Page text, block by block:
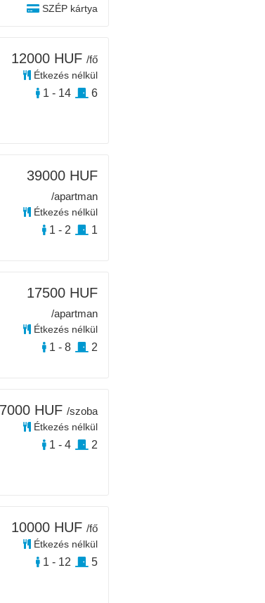
SZÉP kártya
12000 HUF /fő
Étkezés nélkül
1 - 14 6
39000 HUF
/apartman
Étkezés nélkül
1 - 2 1
17500 HUF
/apartman
Étkezés nélkül
1 - 8 2
HUF /szoba
Étkezés nélkül
1 - 4 2
10000 HUF /fő
Étkezés nélkül
1 - 12 5